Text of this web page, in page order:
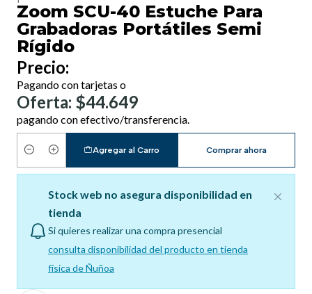
Zoom SCU-40 Estuche Para
Grabadoras Portátiles Semi
Rígido
Precio:
Pagando con tarjetas o
Oferta: $44.649
pagando con efectivo/transferencia.
Cantidad
Agregar al Carro Comprar ahora
Stock web no asegura disponibilidad en
tienda
Si quieres realizar una compra presencial
consulta disponibilidad del producto en tienda
física de Ñuñoa